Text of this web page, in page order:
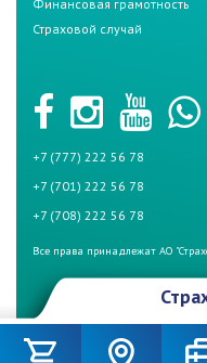
Финансовая грамотность
Страховой случай
+7 (777) 222 56 78
+7 (701) 222 56 78
+7 (708) 222 56 78
Все права принадлежат АО
беспокойтесь, если у Вас